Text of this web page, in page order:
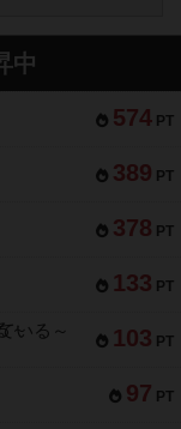
中
574 PT
389 PT
378 PT
133 PT
103 PT
いる～
97 PT